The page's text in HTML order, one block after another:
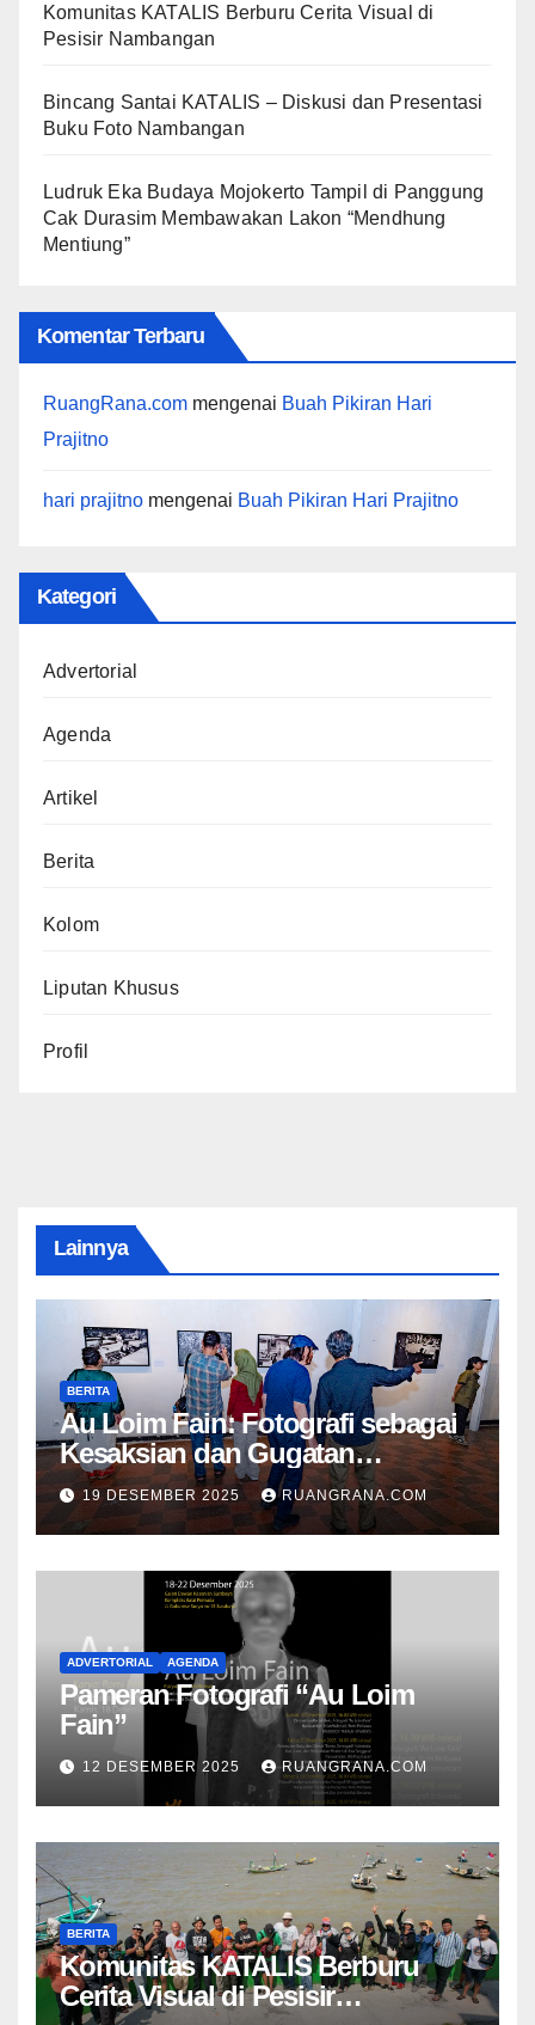
Komunitas KATALIS Berburu Cerita Visual di
Pesisir Nambangan
Bincang Santai KATALIS – Diskusi dan Presentasi
Buku Foto Nambangan
Ludruk Eka Budaya Mojokerto Tampil di Panggung
Cak Durasim Membawakan Lakon “Mendhung
Mentiung”
Komentar Terbaru
RuangRana.com mengenai Buah Pikiran Hari
Prajitno
hari prajitno mengenai Buah Pikiran Hari Prajitno
Kategori
Advertorial
Agenda
Artikel
Berita
Kolom
Liputan Khusus
Profil
Lainnya
BERITA
Au Loim Fain: Fotografi sebagai
Kesaksian dan Gugatan
Kemanusiaan
19 DESEMBER 2025 RUANGRANA.COM
ADVERTORIAL AGENDA
Pameran Fotografi “Au Loim
Fain”
12 DESEMBER 2025 RUANGRANA.COM
BERITA
Komunitas KATALIS Berburu
Cerita Visual di Pesisir